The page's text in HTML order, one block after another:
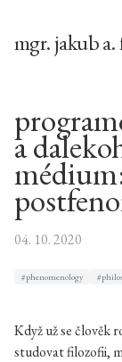
mgr. jakub a.
a
04. 10. 2020
#phenomenology
Když už se člověk
studovat filozofii,